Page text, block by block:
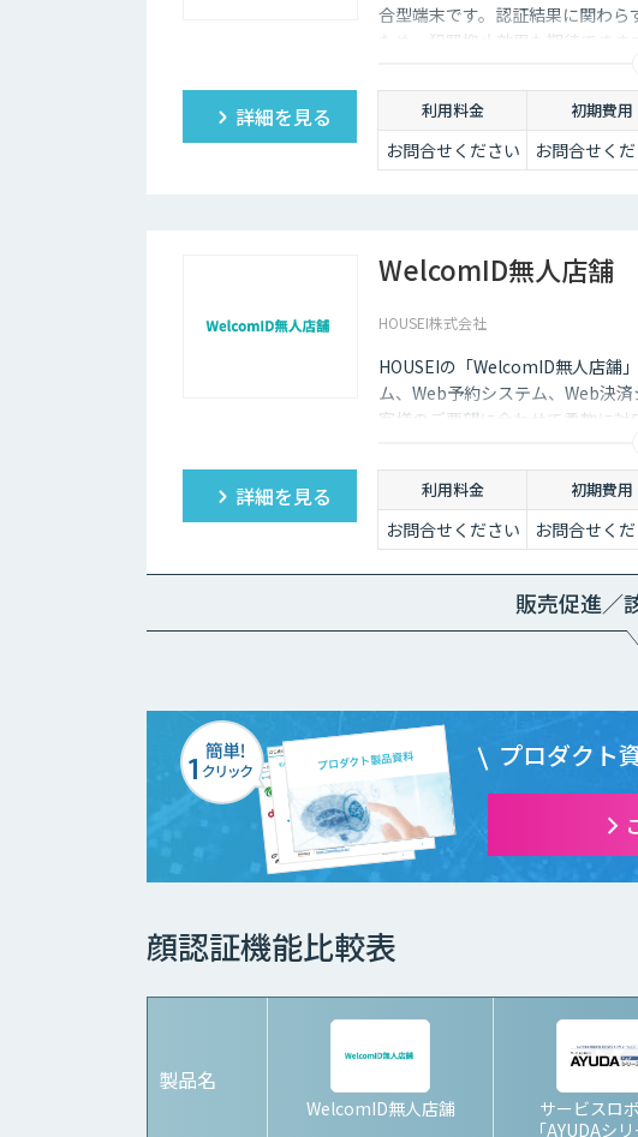
合型端末です。認証結果に関わ
ため、犯罪抑止効果も期待できま
詳細を見る 利用料金 初期費用
お問合せください お問合せく
WelcomID無人店舗
HOUSEI株式会社
HOUSEIの「WelcomID無人店舗
ム、Web予約システム、Web決
客様のご要望に合わせて柔軟に対
詳細を見る 利用料金 初期費用
お問合せください お問合せく
販売促進
プロダクト
顔認証機能比較表
製品名
WelcomID無人店舗
サービスロ
「AYUDAシリ